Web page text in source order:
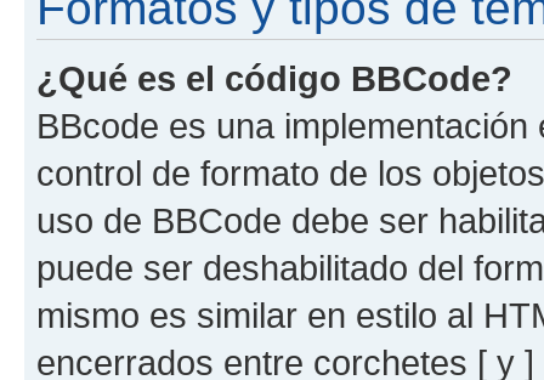
¿Qué es el código BBCode?
BBcode es una
control de formato de los
uso de BBCode debe ser
puede ser deshabilitado del
mismo es similar en estilo al
encerrados entre corchetes [ y